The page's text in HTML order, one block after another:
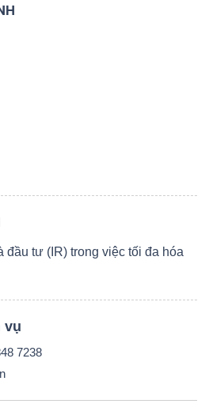
đầu tư (IR) trong việc tối đa hóa
vụ
7238